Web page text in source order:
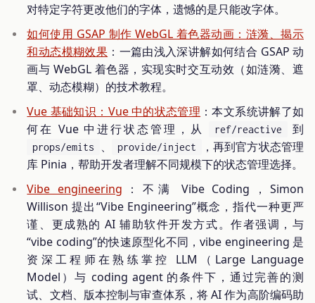
对特定字符更改他们的字体，遗憾的是只能改字体。
如何使用 GSAP 制作 WebGL 着色器动画：涟漪、揭示
和动态模糊效果 ：一篇由浅入深讲解如何结合 GSAP 动
画与 WebGL 着色器，实现实时交互动效（如涟漪、遮
罩、动态模糊）的技术教程。
Vue 基础知识：Vue 中的状态管理 ：本文系统讲解了如
何在 Vue 中进行状态管理，从
ref/reactive 到
props/emits 、 provide/inject
，再到官方状态管理
库 Pinia，帮助开发者理解不同规模下的状态管理选择。
Vibe engineering ：不满 Vibe Coding，Simon
Willison 提出“Vibe Engineering”概念，指代一种更严
谨、更成熟的 AI 辅助软件开发方式。作者强调，与
“vibe coding”的快速原型化不同，vibe engineering 是
资深工程师在熟练掌控 LLM（Large Language
Model）与 coding agent 的条件下，通过完善的测
试、文档、版本控制与审查体系，将 AI 作为高阶编码助